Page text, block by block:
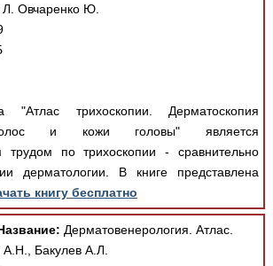
Л. Овчаренко Ю.
"Атлас трихоскопии. Дерматоскопия
и кожи головы" является
трудом по трихоскопии - сравнительно
дерматологии. В книге представлена
книгу бесплатно
Дерматовенерология. Атлас.
Бакулев А.Л.